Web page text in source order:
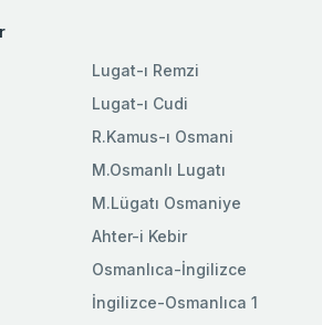
Lugat-ı Remzi
Lugat-ı Cudi
R.Kamus-ı Osmani
M.Osmanlı Lugatı
M.Lügatı Osmaniye
Ahter-i Kebir
Osmanlıca-İngilizce
İngilizce-Osmanlıca 1